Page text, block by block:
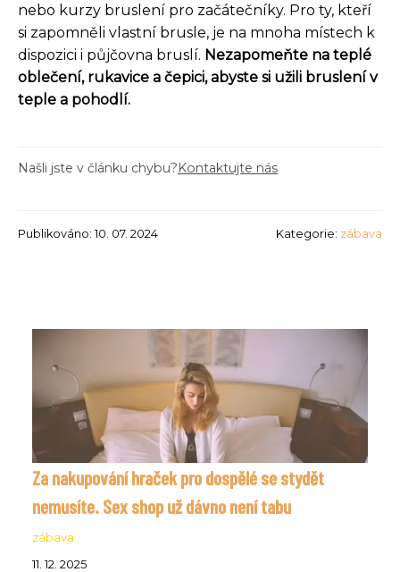
nebo kurzy bruslení pro začátečníky. Pro ty, kteří
si zapomněli vlastní brusle, je na mnoha místech k
dispozici i půjčovna bruslí. Nezapomeňte na teplé
oblečení, rukavice a čepici, abyste si užili bruslení v
teple a pohodlí.
Našli jste v článku chybu?Kontaktujte nás
Publikováno: 10. 07. 2024 Kategorie: zábava
Za nakupování hraček pro dospělé se stydět
nemusíte. Sex shop už dávno není tabu
zábava
11. 12. 2025